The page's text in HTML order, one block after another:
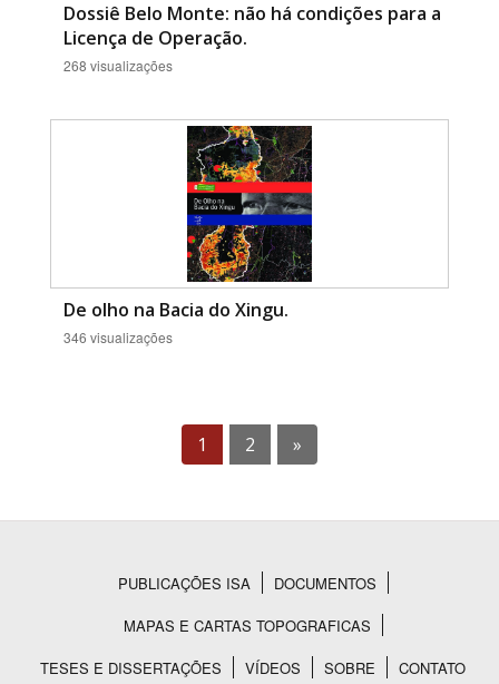
Dossiê Belo Monte: não há condições para a
Licença de Operação.
268 visualizações
De olho na Bacia do Xingu.
346 visualizações
1 2 »
Rodapé
PUBLICAÇÕES ISA
DOCUMENTOS
MAPAS E CARTAS TOPOGRAFICAS
TESES E DISSERTAÇÕES
VÍDEOS SOBRE CONTATO